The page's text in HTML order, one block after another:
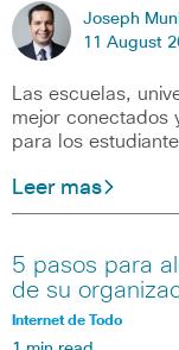
Joseph
11 August
Las escuelas,
mejor conectados
para los
Leer mas
5 pasos para
de su
Internet de Todo